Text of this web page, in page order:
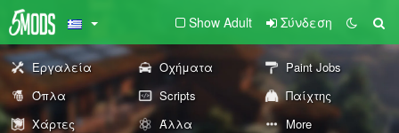
Show Adult Σύνδεση
Εργαλεία Οχήματα
Paint Jobs
Όπλα
Scripts
Παίχτης
Χάρτες
Άλλα More